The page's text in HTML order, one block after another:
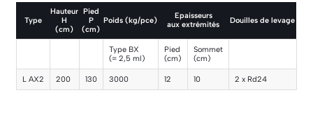
Type
Hauteur
H
(cm)
Pied
P
(cm)
Poids (kg/pce)
Epaisseurs
aux extrémités
Douilles de levage
Type BX
(= 2,5 ml)
Pied
(cm)
Sommet
(cm)
L AX2 200 130 3000 12 10 2 x Rd24